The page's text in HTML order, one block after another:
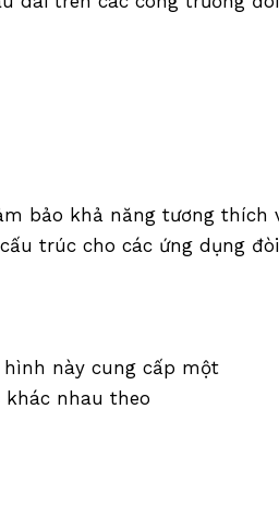
bảo khả năng tương thích
trúc cho các ứng dụng
hình này cung cấp một
khác nhau theo